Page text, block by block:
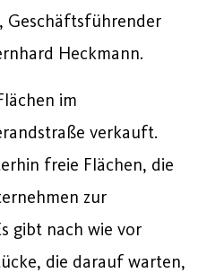
Geschäftsführender
Heckmann.
im
verkauft.
freie Flächen, die
zur
gibt nach wie vor
die darauf warten,